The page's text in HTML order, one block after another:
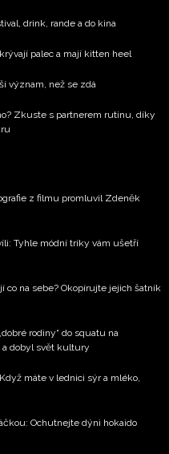
drink, rande a do kina
palec a mají kitten heel
význam, než se zdá
Zkuste s partnerem rutinu, díky
z filmu promluvil Zdeněk
Tyhle módní triky vám ušetří
co na sebe? Okopírujte jejich šatník
rodiny“ do squatu na
dobyl svět kultury
máte v lednici sýr a mléko,
Ochutnejte dýni hokaido